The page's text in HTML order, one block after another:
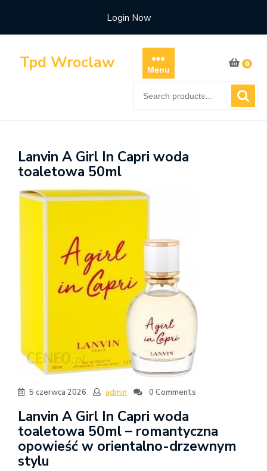
content
Login Now
Tpd Wroclaw Menu
0
for:
Lanvin A Girl In Capri woda
toaletowa 50ml
5 czerwca 2026 admin 0 Comments
Lanvin A Girl In Capri woda
toaletowa 50ml – romantyczna
opowieść w orientalno-drzewnym
stylu